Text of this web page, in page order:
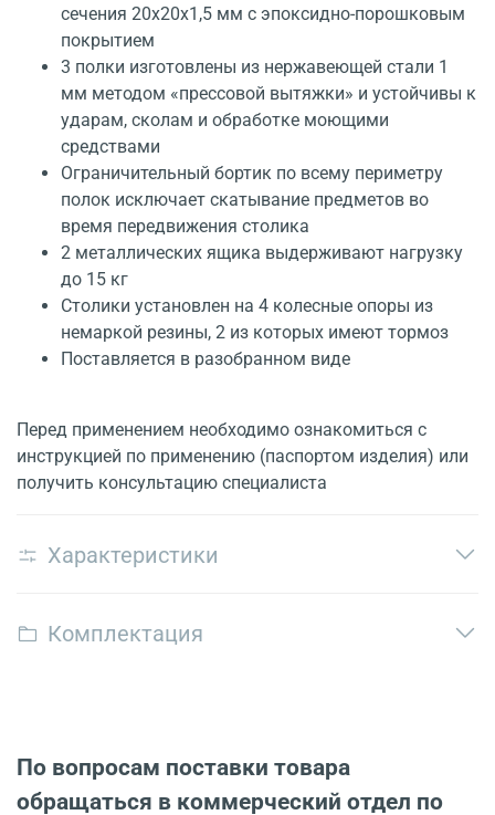
сечения 20х20х1,5 мм с эпоксидно-порошковым
покрытием
3 полки изготовлены из нержавеющей стали 1
мм методом «прессовой вытяжки» и устойчивы к
ударам, сколам и обработке моющими
средствами
Ограничительный бортик по всему периметру
полок исключает скатывание предметов во
время передвижения столика
2 металлических ящика выдерживают нагрузку
до 15 кг
Столики установлен на 4 колесные опоры из
немаркой резины, 2 из которых имеют тормоз
Поставляется в разобранном виде
Перед применением необходимо ознакомиться с
инструкцией по применению (паспортом изделия) или
получить консультацию специалиста
Характеристики
Комплектация
По вопросам поставки товара
обращаться в коммерческий отдел по